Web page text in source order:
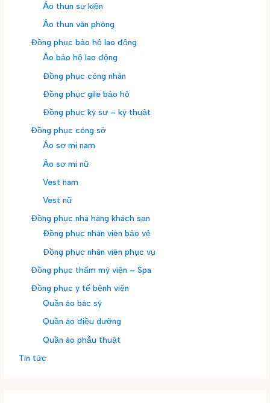
Áo thun sự kiện
Áo thun văn phòng
Đồng phục bảo hộ lao động
Áo bảo hộ lao động
Đồng phục công nhân
Đồng phục gile bảo hộ
Đồng phục kỹ sư – kỹ thuật
Đồng phục công sở
Áo sơ mi nam
Áo sơ mi nữ
Vest nam
Vest nữ
Đồng phục nhà hàng khách sạn
Đồng phục nhân viên bảo vệ
Đồng phục nhân viên phục vụ
Đồng phục thẩm mỹ viện – Spa
Đồng phục y tế bệnh viện
Quần áo bác sỹ
Quần áo điều dưỡng
Quần áo phẫu thuật
Tin tức